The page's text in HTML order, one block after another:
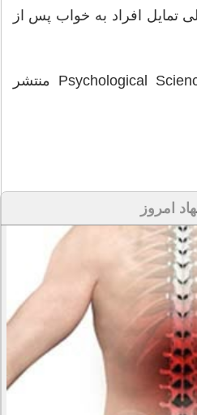
تمایل افراد به خواب پس از
این پژوهش در مجله Psychological Science منتشر
امروز